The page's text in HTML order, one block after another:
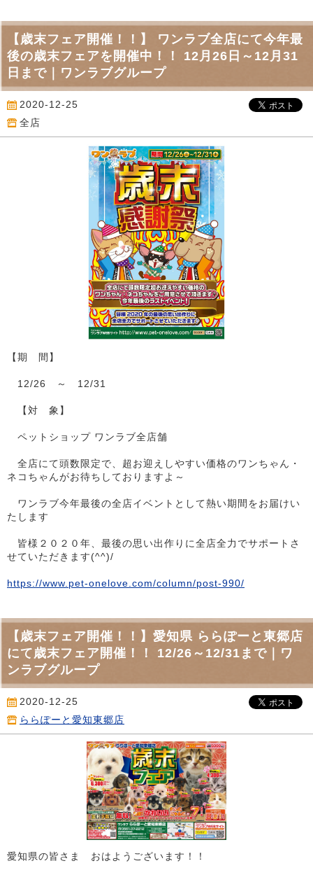
【歳末フェア開催！！】 ワンラブ全店にて今年最
後の歳末フェアを開催中！！ 12月26日～12月31
日まで｜ワンラブグループ
2020-12-25
全店
【期 間】
12/26 ～ 12/31
【対 象】
ペットショップ ワンラブ全店舗
全店にて頭数限定で、超お迎えしやすい価格のワンちゃん・
ネコちゃんがお待ちしておりますよ～
ワンラブ今年最後の全店イベントとして熱い期間をお届けい
たします
皆様２０２０年、最後の思い出作りに全店全力でサポートさ
せていただきます(^^)/
https://www.pet-onelove.com/column/post-990/
【歳末フェア開催！！】愛知県 ららぽーと東郷店
にて歳末フェア開催！！ 12/26～12/31まで｜ワ
ンラブグループ
2020-12-25
ららぽーと愛知東郷店
愛知県の皆さま おはようございます！！